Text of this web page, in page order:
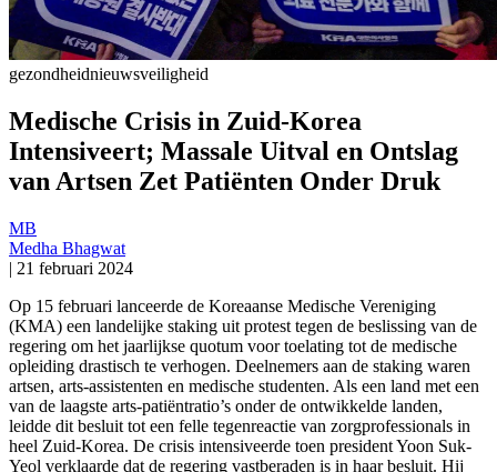
gezondheidnieuwsveiligheid
Medische Crisis in Zuid-Korea
Intensiveert; Massale Uitval en Ontslag
van Artsen Zet Patiënten Onder Druk
MB
Medha Bhagwat
| 21 februari 2024
Op 15 februari lanceerde de Koreaanse Medische Vereniging
(KMA) een landelijke staking uit protest tegen de beslissing van de
regering om het jaarlijkse quotum voor toelating tot de medische
opleiding drastisch te verhogen. Deelnemers aan de staking waren
artsen, arts-assistenten en medische studenten. Als een land met een
van de laagste arts-patiëntratio’s onder de ontwikkelde landen,
leidde dit besluit tot een felle tegenreactie van zorgprofessionals in
heel Zuid-Korea. De crisis intensiveerde toen president Yoon Suk-
Yeol verklaarde dat de regering vastberaden is in haar besluit. Hij